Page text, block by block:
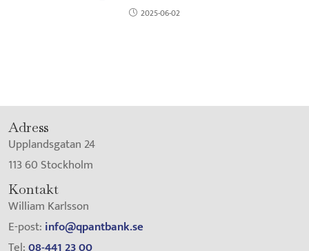
2025-06-02
Adress
Upplandsgatan 24
113 60 Stockholm
Kontakt
William Karlsson
E-post: info@qpantbank.se